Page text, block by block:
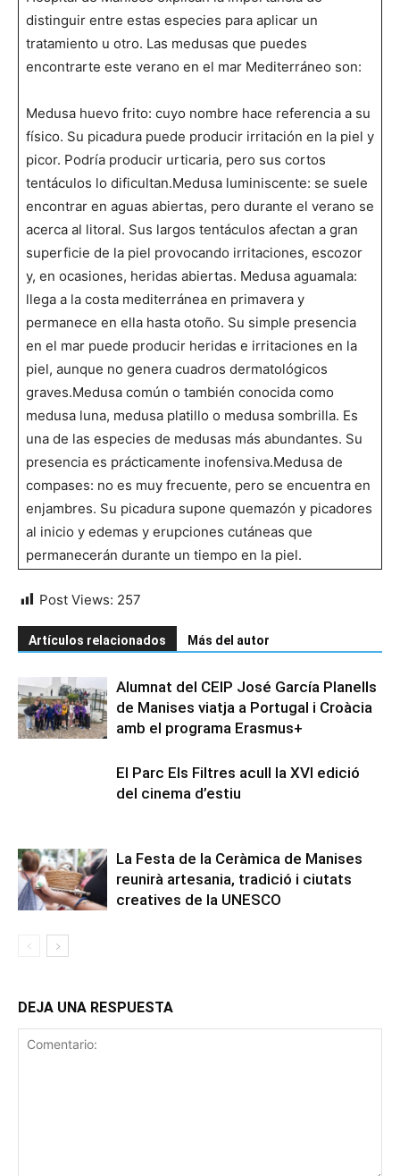
distinguir entre estas especies para aplicar un
tratamiento u otro. Las medusas que puedes
encontrarte este verano en el mar Mediterráneo son:
Medusa huevo frito: cuyo nombre hace referencia a su
físico. Su picadura puede producir irritación en la piel y
picor. Podría producir urticaria, pero sus cortos
tentáculos lo dificultan.Medusa luminiscente: se suele
encontrar en aguas abiertas, pero durante el verano se
acerca al litoral. Sus largos tentáculos afectan a gran
superficie de la piel provocando irritaciones, escozor
y, en ocasiones, heridas abiertas. Medusa aguamala:
llega a la costa mediterránea en primavera y
permanece en ella hasta otoño. Su simple presencia
en el mar puede producir heridas e irritaciones en la
piel, aunque no genera cuadros dermatológicos
graves.Medusa común o también conocida como
medusa luna, medusa platillo o medusa sombrilla. Es
una de las especies de medusas más abundantes. Su
presencia es prácticamente inofensiva.Medusa de
compases: no es muy frecuente, pero se encuentra en
enjambres. Su picadura supone quemazón y picadores
al inicio y edemas y erupciones cutáneas que
permanecerán durante un tiempo en la piel.
Post Views: 257
Artículos relacionados Más del autor
Alumnat del CEIP José García Planells
de Manises viatja a Portugal i Croàcia
amb el programa Erasmus+
El Parc Els Filtres acull la XVI edició
del cinema d’estiu
La Festa de la Ceràmica de Manises
reunirà artesania, tradició i ciutats
creatives de la UNESCO
DEJA UNA RESPUESTA